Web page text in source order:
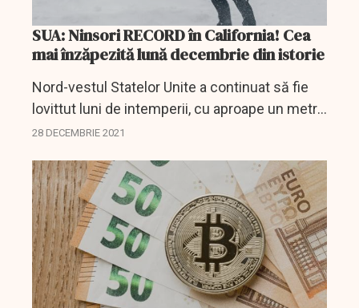
SUA: Ninsori RECORD în California! Cea
mai înzăpezită lună decembrie din istorie
Nord-vestul Statelor Unite a continuat să fie
lovittut luni de intemperii, cu aproape un metru
de zăpadă căzută în 24 de ore pe unele vârfuri
28 DECEMBRIE 2021